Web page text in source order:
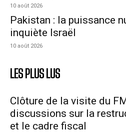
10 août 2026
Pakistan : la puissance
inquiète Israël
10 août 2026
LES PLUS LUS
Clôture de la visite du
discussions sur la
et le cadre fiscal